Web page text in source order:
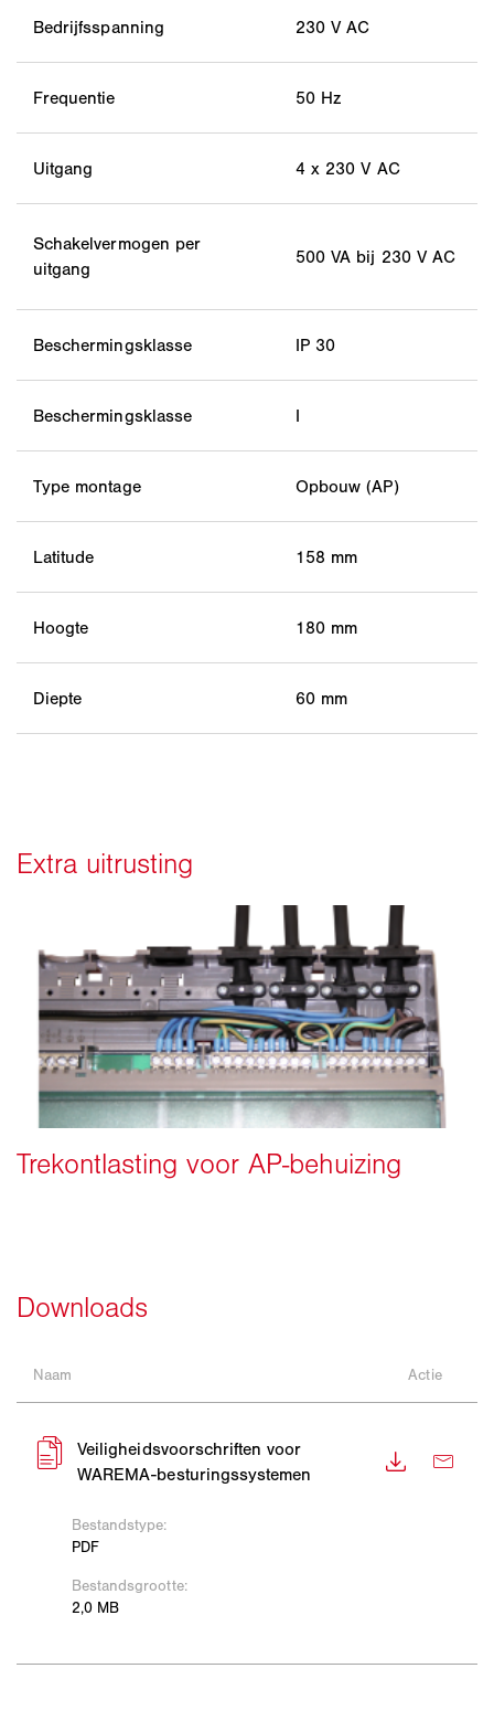
Bedrijfsspanning 230 V AC
Frequentie 50 Hz
Uitgang 4 x 230 V AC
Schakelvermogen per
uitgang
500 VA bij 230 V AC
Beschermingsklasse IP 30
Beschermingsklasse I
Type montage Opbouw (AP)
Latitude 158 mm
Hoogte 180 mm
Diepte 60 mm